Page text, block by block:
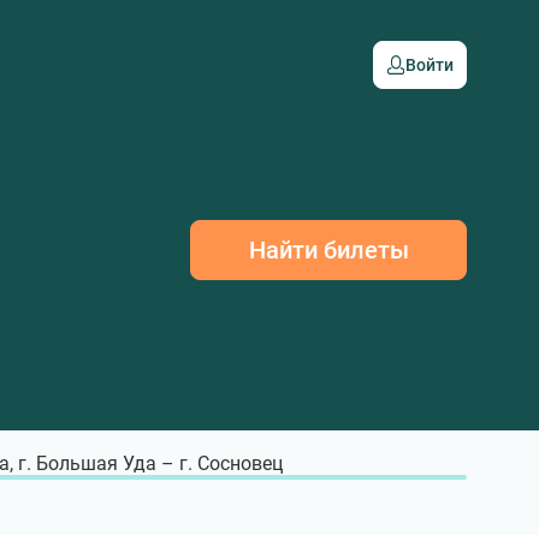
Войти
Найти билеты
г. Большая Уда – г. Сосновец